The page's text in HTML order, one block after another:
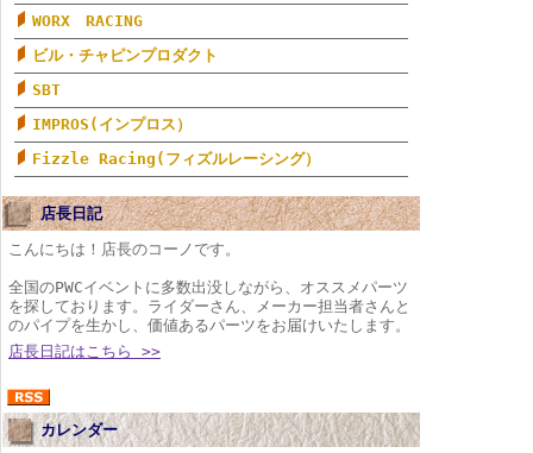
WORX RACING
ビル・チャピンプロダクト
SBT
IMPROS(インプロス）
Fizzle Racing(フィズルレーシング）
店長日記
こんにちは！店長のコーノです。
全国のPWCイベントに多数出没しながら、オススメパーツ
を探しております。ライダーさん、メーカー担当者さんと
のパイプを生かし、価値あるパーツをお届けいたします。
店長日記はこちら >>
カレンダー